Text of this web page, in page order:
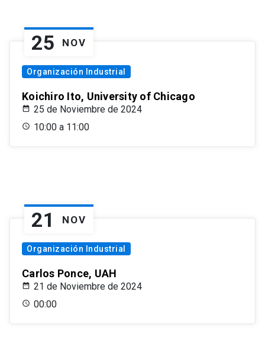
25 NOV
Organización Industrial
Koichiro Ito, University of Chicago
25 de Noviembre de 2024
10:00 a 11:00
21 NOV
Organización Industrial
Carlos Ponce, UAH
21 de Noviembre de 2024
00:00